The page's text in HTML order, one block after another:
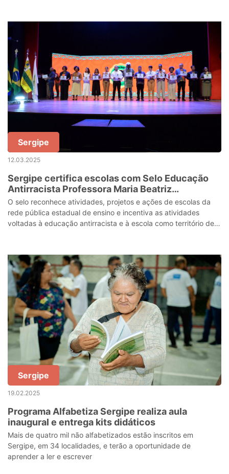
Sergipe
12.03.2025
Sergipe certifica escolas com Selo Educação
Antirracista Professora Maria Beatriz
Nascimento
O selo reconhece atividades, projetos e ações de escolas da
rede pública estadual de ensino e incentiva as atividades
voltadas à educação antirracista e à escola como território de
Sergipe
19.02.2025
Programa Alfabetiza Sergipe realiza aula
inaugural e entrega kits didáticos
Mais de quatro mil não alfabetizados estão inscritos em
Sergipe, em 34 localidades, e terão a oportunidade de
aprender a ler e escrever